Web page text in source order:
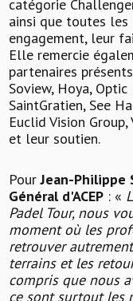
catégorie
ainsi que toutes
engagement, leur
Elle remercie
partenaires
Soview, Hoya,
SaintGratien, See
Euclid Vision
et leur soutien.
PourJean-Philippe
Général d'ACEP: «
Padel Tour, nous
moment où les
retrouver
terrains et les
compris que nous
ce sont surtout les